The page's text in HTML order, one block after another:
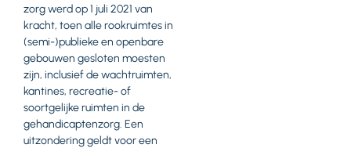
zorg werd op 1 juli 2021 van
kracht, toen alle rookruimtes in
(semi-)publieke en openbare
gebouwen gesloten moesten
zijn, inclusief de wachtruimten,
kantines, recreatie- of
soortgelijke ruimten in de
gehandicaptenzorg. Een
uitzondering geldt voor een